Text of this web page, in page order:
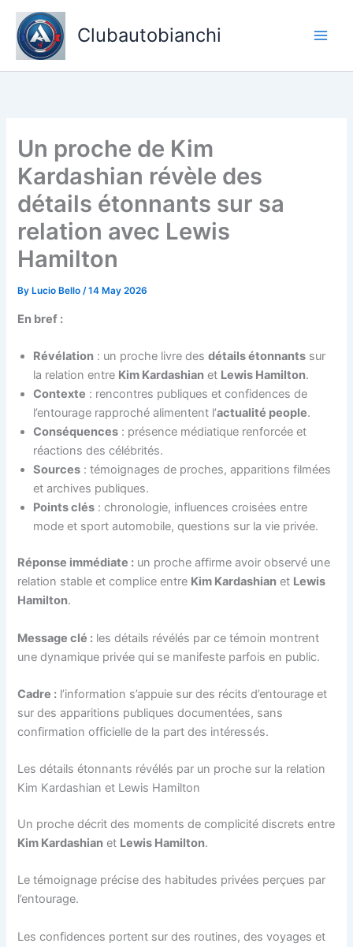
Skip
content
Clubautobianchi
Un proche de Kim
Kardashian révèle des
détails étonnants sur sa
relation avec Lewis
Hamilton
By Lucio Bello/14 May 2026
En bref :
Révélation : un proche livre desdétails étonnants sur
la relation entre Kim Kardashian et Lewis Hamilton.
Contexte : rencontres publiques et confidences de
l’entourage rapproché alimentent l’actualité people.
Conséquences : présence médiatique renforcée et
réactions des célébrités.
Sources : témoignages de proches, apparitions filmées
et archives publiques.
Points clés : chronologie, influences croisées entre
mode et sport automobile, questions sur la vie privée.
Réponse immédiate : un proche affirme avoir observé une
relation stable et complice entre Kim Kardashian et Lewis
Hamilton.
Message clé : les détails révélés par ce témoin montrent
une dynamique privée qui se manifeste parfois en public.
Cadre : l’information s’appuie sur des récits d’entourage et
sur des apparitions publiques documentées, sans
confirmation officielle de la part des intéressés.
Les détails étonnants révélés par un proche sur la relation
Kim Kardashian et Lewis Hamilton
Un proche décrit des moments de complicité discrets entre
Kim Kardashian et Lewis Hamilton.
Le témoignage précise des habitudes privées perçues par
l’entourage.
Les confidences portent sur des routines, des voyages et